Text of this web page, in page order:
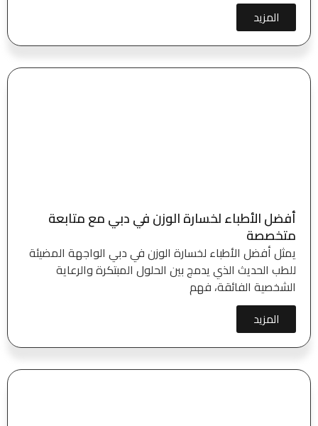
المزيد
أفضل الأطباء لخسارة الوزن في دبي مع متابعة
متخصصة
يمثل أفضل الأطباء لخسارة الوزن في دبي الواجهة المضيئة
للطب الحديث الذي يدمج بين الحلول المبتكرة والرعاية
الشخصية الفائقة، فهم
المزيد